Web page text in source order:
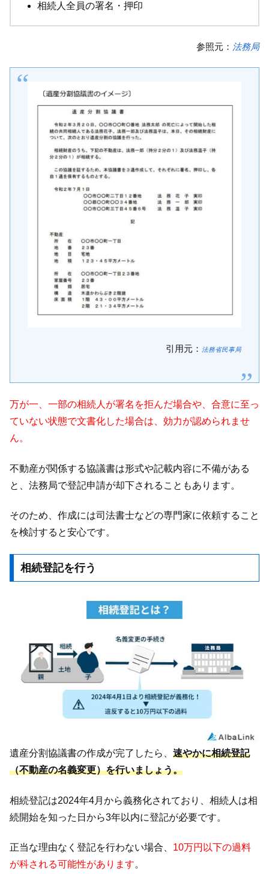
相続人全員の署名・押印
参照元： 法務局
引用元： 法務省民事局
万が一、一部の相続人が署名を拒んだ場合や、合意に至っ
ていない状態で文書化した場合は、効力が認められませ
ん。
不動産が関係する協議書は形式や記載内容に不備がある
と、法務局で登記申請が却下されることもあります。
そのため、作成には司法書士などの専門家に依頼すること
を検討すると安心です。
相続登記を行う
遺産分割協議書の作成が完了したら、 速やかに相続登記
（不動産の名義変更）を行いましょう。
相続登記は2024年4月から義務化されており、相続人は相
続開始を知った日から3年以内に登記が必要です。
正当な理由なく登記を行わない場合、 10万円以下の過料
が科される可能性があります。